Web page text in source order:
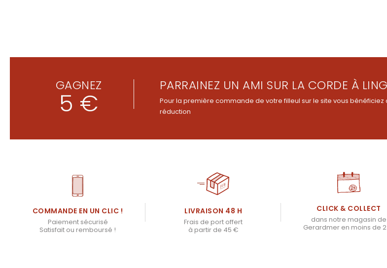
GAGNEZ
5 €
PARRAINEZ UN AMI SUR LA CORDE À
Pour la première commande de votre filleul sur le site vous
réduction
COMMANDE EN UN CLIC !
Paiement sécurisé
Satisfait ou remboursé !
LIVRAISON 48 H
Frais de port offert
à partir de 45 €
CLICK & COLLECT
dans notre magasin de
Gerardmer en moins de